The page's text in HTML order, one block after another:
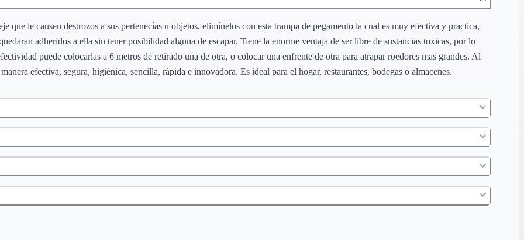
que le causen destrozos a sus pertenecías u objetos, elimínelos con esta trampa de pegamento la cual es muy efectiva y practica,
adheridos a ella sin tener posibilidad alguna de escapar. Tiene la enorme ventaja de ser libre de sustancias toxicas, por lo
puede colocarlas a 6 metros de retirado una de otra, o colocar una enfrente de otra para atrapar roedores mas grandes. Al
efectiva, segura, higiénica, sencilla, rápida e innovadora. Es ideal para el hogar, restaurantes, bodegas o almacenes.